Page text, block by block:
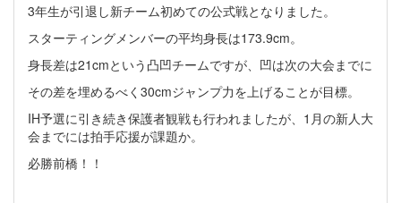
3年生が引退し新チーム初めての公式戦となりました。
スターティングメンバーの平均身長は173.9cm。
身長差は21cmという凸凹チームですが、凹は次の大会までに
その差を埋めるべく30cmジャンプ力を上げることが目標。
IH予選に引き続き保護者観戦も行われましたが、1月の新人大
会までには拍手応援が課題か。
必勝前橋！！